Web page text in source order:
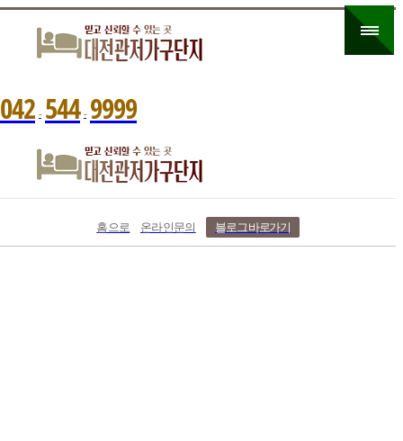
042 - 544 - 9999
홈으로 온라인문의 블로그 바로가기